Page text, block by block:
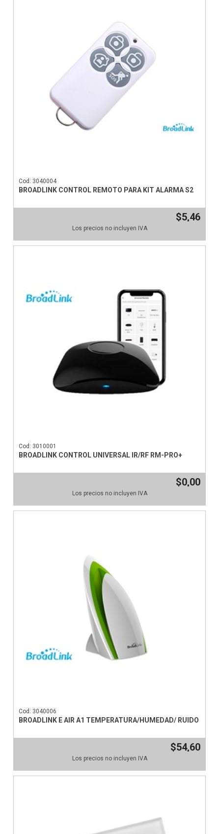
Cod: 3040004
BROADLINK CONTROL REMOTO PARA KIT ALARMA S2
$5,46
Los precios no incluyen IVA
Cod: 3010001
BROADLINK CONTROL UNIVERSAL IR/RF RM-PRO+
$0,00
Los precios no incluyen IVA
Cod: 3040006
BROADLINK E AIR A1 TEMPERATURA/HUMEDAD/ RUIDO
$54,60
Los precios no incluyen IVA